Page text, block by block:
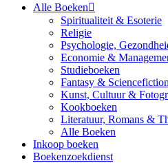
Alle Boeken
Spiritualiteit & Esoterie
Religie
Psychologie,
Economie &
Studieboeken
Fantasy & Sciencefiction
Kunst, Cultuur &
Kookboeken
Literatuur, Romans &
Alle Boeken
Inkoop boeken
Boekenzoekdienst